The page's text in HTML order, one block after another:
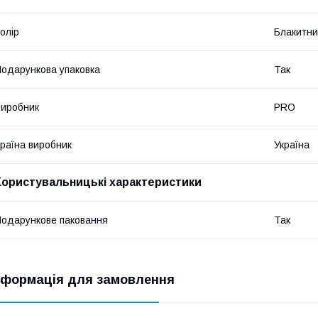
упаковка Так
PRO
виробник Україна
характеристики
паковання Так
для замовлення